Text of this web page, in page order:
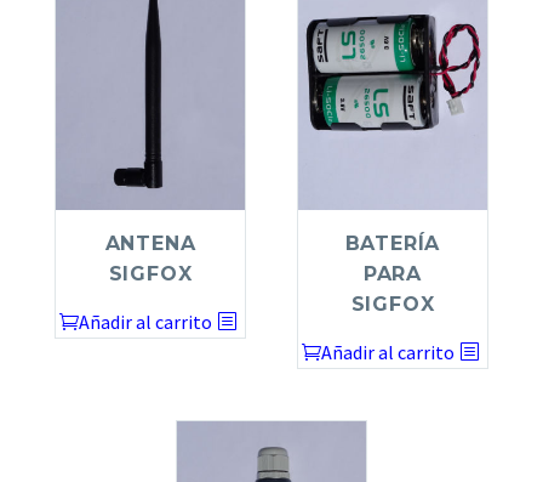
ANTENA
SIGFOX
Añadir al carrito
BATERÍA
PARA
SIGFOX
Añadir al carrito